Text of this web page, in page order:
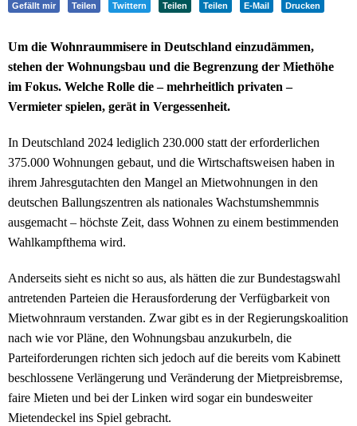
Gefällt mir Teilen Twittern Teilen Teilen E-Mail Drucken
Um die Wohnraummisere in Deutschland einzudämmen,
stehen der Wohnungsbau und die Begrenzung der Miethöhe
im Fokus. Welche Rolle die – mehrheitlich privaten –
Vermieter spielen, gerät in Vergessenheit.
In Deutschland 2024 lediglich 230.000 statt der erforderlichen
375.000 Wohnungen gebaut, und die Wirtschaftsweisen haben in
ihrem Jahresgutachten den Mangel an Mietwohnungen in den
deutschen Ballungszentren als nationales Wachstumshemmnis
ausgemacht – höchste Zeit, dass Wohnen zu einem bestimmenden
Wahlkampfthema wird.
Anderseits sieht es nicht so aus, als hätten die zur Bundestagswahl
antretenden Parteien die Herausforderung der Verfügbarkeit von
Mietwohnraum verstanden. Zwar gibt es in der Regierungskoalition
nach wie vor Pläne, den Wohnungsbau anzukurbeln, die
Parteiforderungen richten sich jedoch auf die bereits vom Kabinett
beschlossene Verlängerung und Veränderung der Mietpreisbremse,
faire Mieten und bei der Linken wird sogar ein bundesweiter
Mietendeckel ins Spiel gebracht.